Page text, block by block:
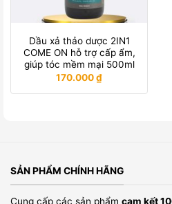
Dầu xả thảo dược 2IN1
COME ON hỗ trợ cấp ẩm,
giúp tóc mềm mại 500ml
170.000₫
SẢN PHẨM CHÍNH HÃNG
Cung cấp các sản phẩm cam kết